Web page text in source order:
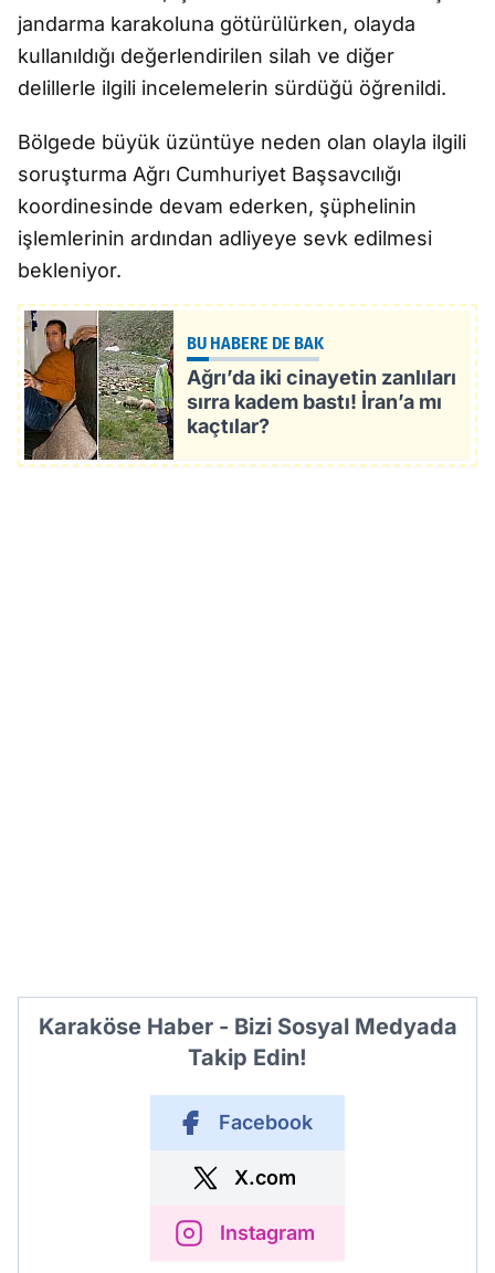
jandarma karakoluna götürülürken, olayda
kullanıldığı değerlendirilen silah ve diğer
delillerle ilgili incelemelerin sürdüğü öğrenildi.
Bölgede büyük üzüntüye neden olan olayla ilgili
soruşturma Ağrı Cumhuriyet Başsavcılığı
koordinesinde devam ederken, şüphelinin
işlemlerinin ardından adliyeye sevk edilmesi
bekleniyor.
BU HABERE DE BAK
Ağrı’da iki cinayetin zanlıları
sırra kadem bastı! İran’a mı
kaçtılar?
Karaköse Haber - Bizi Sosyal Medyada
Takip Edin!
Facebook
X.com
Instagram